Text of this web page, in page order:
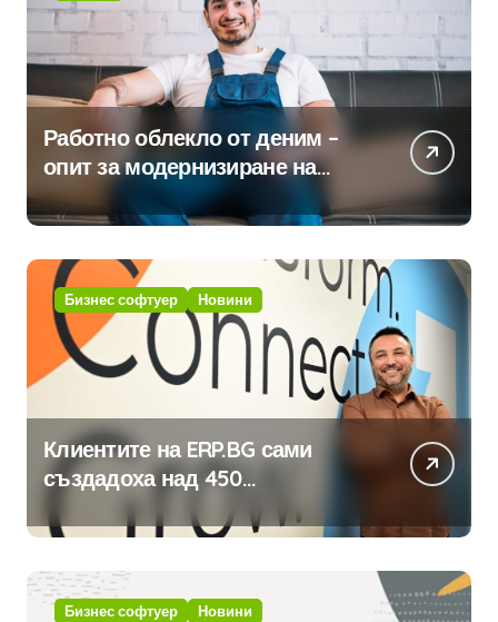
Работно облекло от деним –
опит за модернизиране на
традицията
Бизнес софтуер Новини
Клиентите на ERP.BG сами
създадоха над 450
приложения за ERP системата
с помощта на вградения в нея
изкуствен интелект
Бизнес софтуер Новини